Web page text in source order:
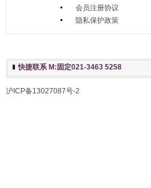
会员注册协议
隐私保护政策
快捷联系 M:固定021-3463 5258
沪ICP备13027087号-2